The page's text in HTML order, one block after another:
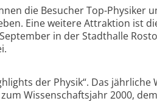
die Besucher Top-Physiker
Eine weitere Attraktion ist
in der Stadthalle
der Physik“. Das
Wissenschaftsjahr 2000,